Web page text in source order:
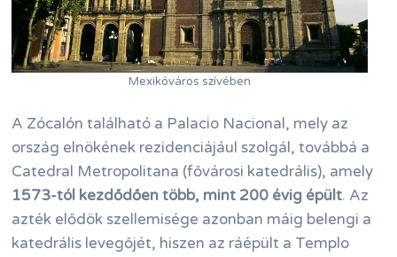
Mexikóváros szívében
A Zócalón található a Palacio Nacional, mely az
ország elnökének rezidenciájául szolgál, továbbá a
Catedral Metropolitana (fővárosi katedrális), amely
1573-tól kezdődően több, mint 200 évig épült. Az
azték elődök szellemisége azonban máig belengi a
katedrális levegőjét, hiszen az ráépült a Templo